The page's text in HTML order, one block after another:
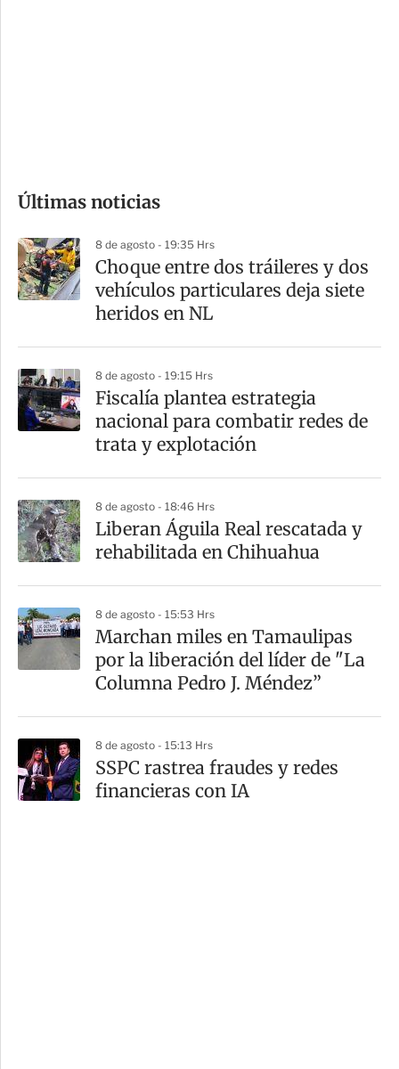
m
a
r
t
Últimas noticias
8 de agosto - 19:35 Hrs
Choque entre dos tráileres y dos
vehículos particulares deja siete
heridos en NL
8 de agosto - 19:15 Hrs
Fiscalía plantea estrategia
nacional para combatir redes de
trata y explotación
8 de agosto - 18:46 Hrs
Liberan Águila Real rescatada y
rehabilitada en Chihuahua
8 de agosto - 15:53 Hrs
Marchan miles en Tamaulipas
por la liberación del líder de "La
Columna Pedro J. Méndez”
8 de agosto - 15:13 Hrs
SSPC rastrea fraudes y redes
financieras con IA